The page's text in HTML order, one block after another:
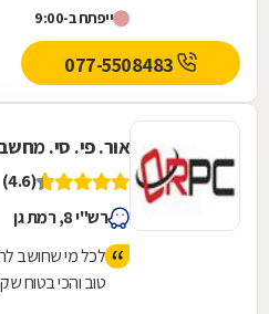
ייפתח ב-9:00
אור. פי. סי.
(4.6)
רש"י 8, רמת גן
לכל מי שחושב